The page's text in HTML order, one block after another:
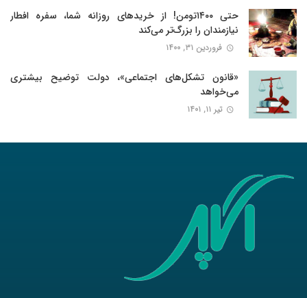
حتی ۱۴۰۰تومن! از خریدهای روزانه شما، سفره افطار
نیازمندان را بزرگ‌تر می‌کند
فروردین ۳۱, ۱۴۰۰
«قانون تشکل‌های اجتماعی»، دولت توضیح بیشتری
می‌خواهد
تیر ۱۱, ۱۴۰۱